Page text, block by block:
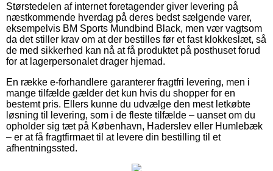
Størstedelen af internet foretagender giver levering på
næstkommende hverdag på deres bedst sælgende varer,
eksempelvis BM Sports Mundbind Black, men vær vagtsom
da det stiller krav om at der bestilles før et fast klokkeslæt, så
de med sikkerhed kan nå at få produktet på posthuset forud
for at lagerpersonalet drager hjemad.
En række e-forhandlere garanterer fragtfri levering, men i
mange tilfælde gælder det kun hvis du shopper for en
bestemt pris. Ellers kunne du udvælge den mest letkøbte
løsning til levering, som i de fleste tilfælde – uanset om du
opholder sig tæt på København, Haderslev eller Humlebæk
– er at få fragtfirmaet til at levere din bestilling til et
afhentningssted.